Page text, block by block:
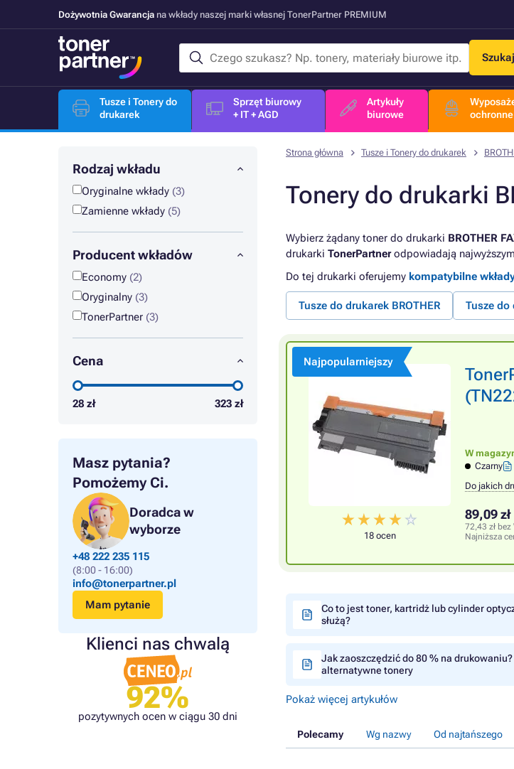
Dożywotnia Gwarancja na wkłady naszej marki własnej TonerPartner PREMIUM
Szukaj
Tusze i Tonery do
drukarek
Sprzęt biurowy
+ IT + AGD
Artykuły
biurowe
ochronne
Rodzaj wkładu
Oryginalne wkłady (3)
Zamienne wkłady (5)
Producent wkładów
Economy (2)
Oryginalny (3)
TonerPartner (3)
Cena
28 zł 323 zł
Masz pytania?
Pomożemy Ci.
Doradca w
wyborze
+48 222 235 115
(8:00 - 16:00)
info@tonerpartner.pl
Mam pytanie
Klienci nas chwalą
92%
pozytywnych ocen w ciągu 30 dni
Strona główna Tusze i Tonery do drukarek
Tonery do drukarki
Wybierz żądany toner do drukarki BROTHER
drukarki TonerPartnerodpowiadają
Do tej drukarki oferujemy kompatybilne
Tusze do drukarek BROTHER Tusze do
Najpopularniejszy
18 ocen
W
Czarny
Do jakich
89,09 zł
72,43 zł bez
Najniższa
Co to jest toner, kartridż lub cylinder
służą?
Jak zaoszczędzić do 80 % na
alternatywne tonery
Pokaż więcej artykułów
Polecamy Wg nazwy Od najtańszego